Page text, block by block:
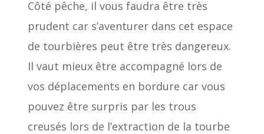
Côté pêche, il vous faudra être très
prudent car s’aventurer dans cet espace
de tourbières peut être très dangereux.
Il vaut mieux être accompagné lors de
vos déplacements en bordure car vous
pouvez être surpris par les trous
creusés lors de l’extraction de la tourbe